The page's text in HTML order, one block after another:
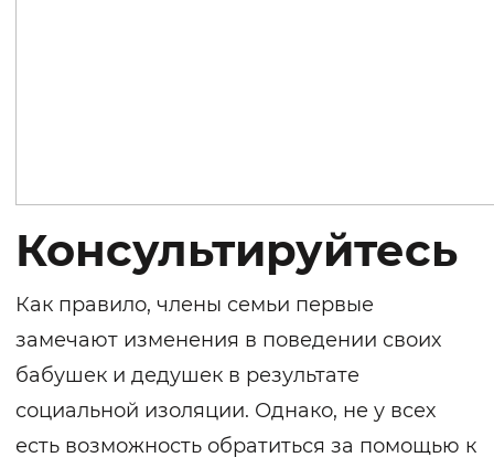
Консультируйтесь
Как правило, члены семьи первые
замечают изменения в поведении своих
бабушек и дедушек в результате
социальной изоляции. Однако, не у всех
есть возможность обратиться за помощью к